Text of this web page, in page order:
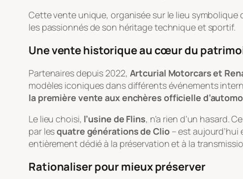
Cette vente unique, organisée sur le lieu
les passionnés de son héritage technique et sportif.
Une vente historique au cœur du
Partenaires depuis 2022, Artcurial Motorcars et
modèles iconiques dans différents événements
la première vente aux enchères officielle
Le lieu choisi, l’usine de Flins, n’a rien d’un hasard.
par lesquatre générations de Clio– est aujourd’hui
entièrement dédié à la préservation et à la
Rationaliser pour mieux préserver